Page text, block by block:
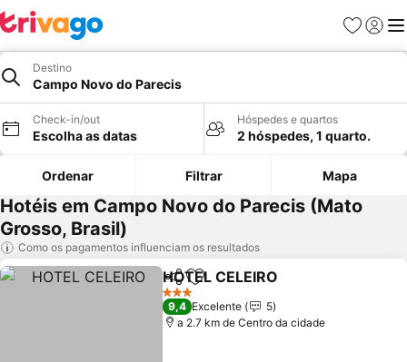
Favoritos
Iniciar
Destino
Campo Novo do Parecis
Check-in/out
Escolha as datas
Hóspedes e quartos
2 hóspedes, 1 quarto.
Ordenar Filtrar Mapa
Hotéis em Campo Novo do Parecis (Mato
Grosso, Brasil)
Como os pagamentos influenciam os resultados
PartilharAdicionar aos favoritos
HOTEL CELEIRO
3 Estrelas
9,4 Excelente
5
a 2.7 km de Centro da cidade